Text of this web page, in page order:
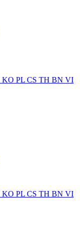
KO PL CS TH BN VI
KO PL CS TH BN VI